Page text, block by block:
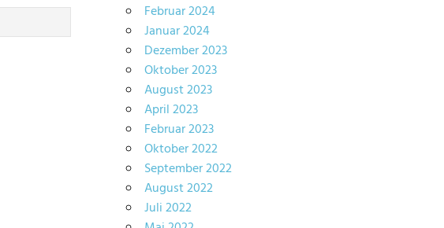
Februar 2024
Januar 2024
Dezember 2023
Oktober 2023
August 2023
April 2023
Februar 2023
Oktober 2022
September 2022
August 2022
Juli 2022